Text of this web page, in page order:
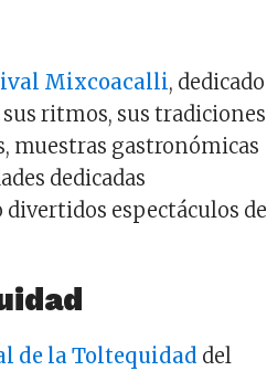
Mixcoacalli, dedicado
ritmos, sus tradiciones
muestras gastronómicas
dedicadas
espectáculos de
de la Toltequidad del